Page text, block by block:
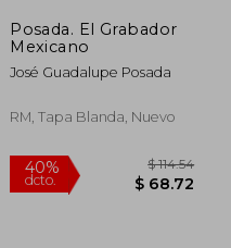
Posada. El Grabador
Mexicano
José Guadalupe Posada
RM, Tapa Blanda, Nuevo